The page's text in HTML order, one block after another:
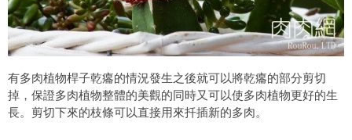
有多肉植物桿子乾癟的情況發生之後就可以將乾癟的部分剪切
掉，保證多肉植物整體的美觀的同時又可以使多肉植物更好的生
長。剪切下來的枝條可以直接用來扦插新的多肉。